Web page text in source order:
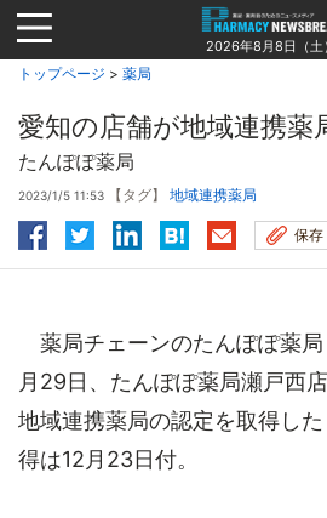
Jump
to
navigation
2026年8月8日（土）
トップページ > 薬局
愛知の店舗が地域連携薬
たんぽぽ薬局
2023/1/5 11:53 【タグ】 地域連携薬局
保存
薬局チェーンのたんぽぽ薬
月29日、たんぽぽ薬局瀬戸西
地域連携薬局の認定を取得し
得は12月23日付。